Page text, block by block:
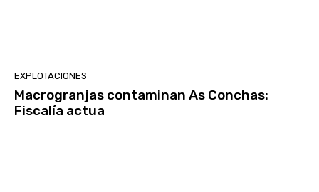
EXPLOTACIONES
Macrogranjas contaminan As Conchas:
Fiscalía actua